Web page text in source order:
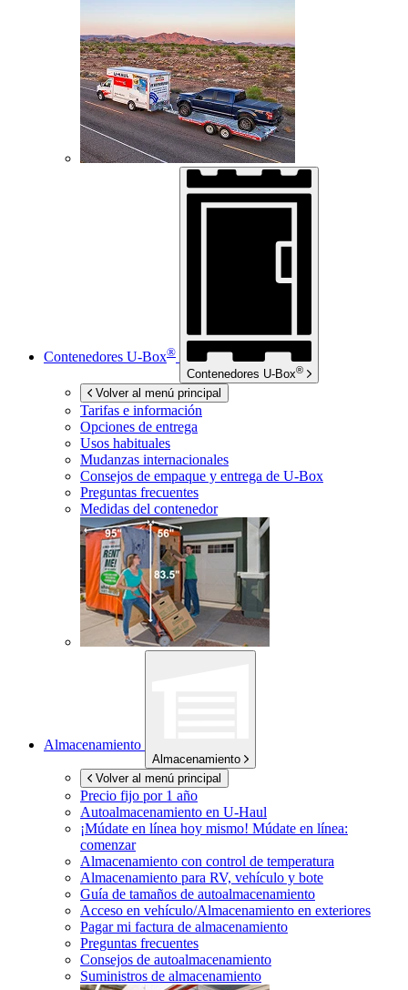
Contenedores U-Box®
Contenedores U-Box®
Volver al menú principal
Tarifas e información
Opciones de entrega
Usos habituales
Mudanzas internacionales
Consejos de empaque y entrega de U-Box
Preguntas frecuentes
Medidas del contenedor
Almacenamiento
Almacenamiento
Volver al menú principal
Precio fijo por 1 año
Autoalmacenamiento en U-Haul
¡Múdate en línea hoy mismo! Múdate en línea:
comenzar
Almacenamiento con control de temperatura
Almacenamiento para RV, vehículo y bote
Guía de tamaños de autoalmacenamiento
Acceso en vehículo/Almacenamiento en exteriores
Pagar mi factura de almacenamiento
Preguntas frecuentes
Consejos de autoalmacenamiento
Suministros de almacenamiento